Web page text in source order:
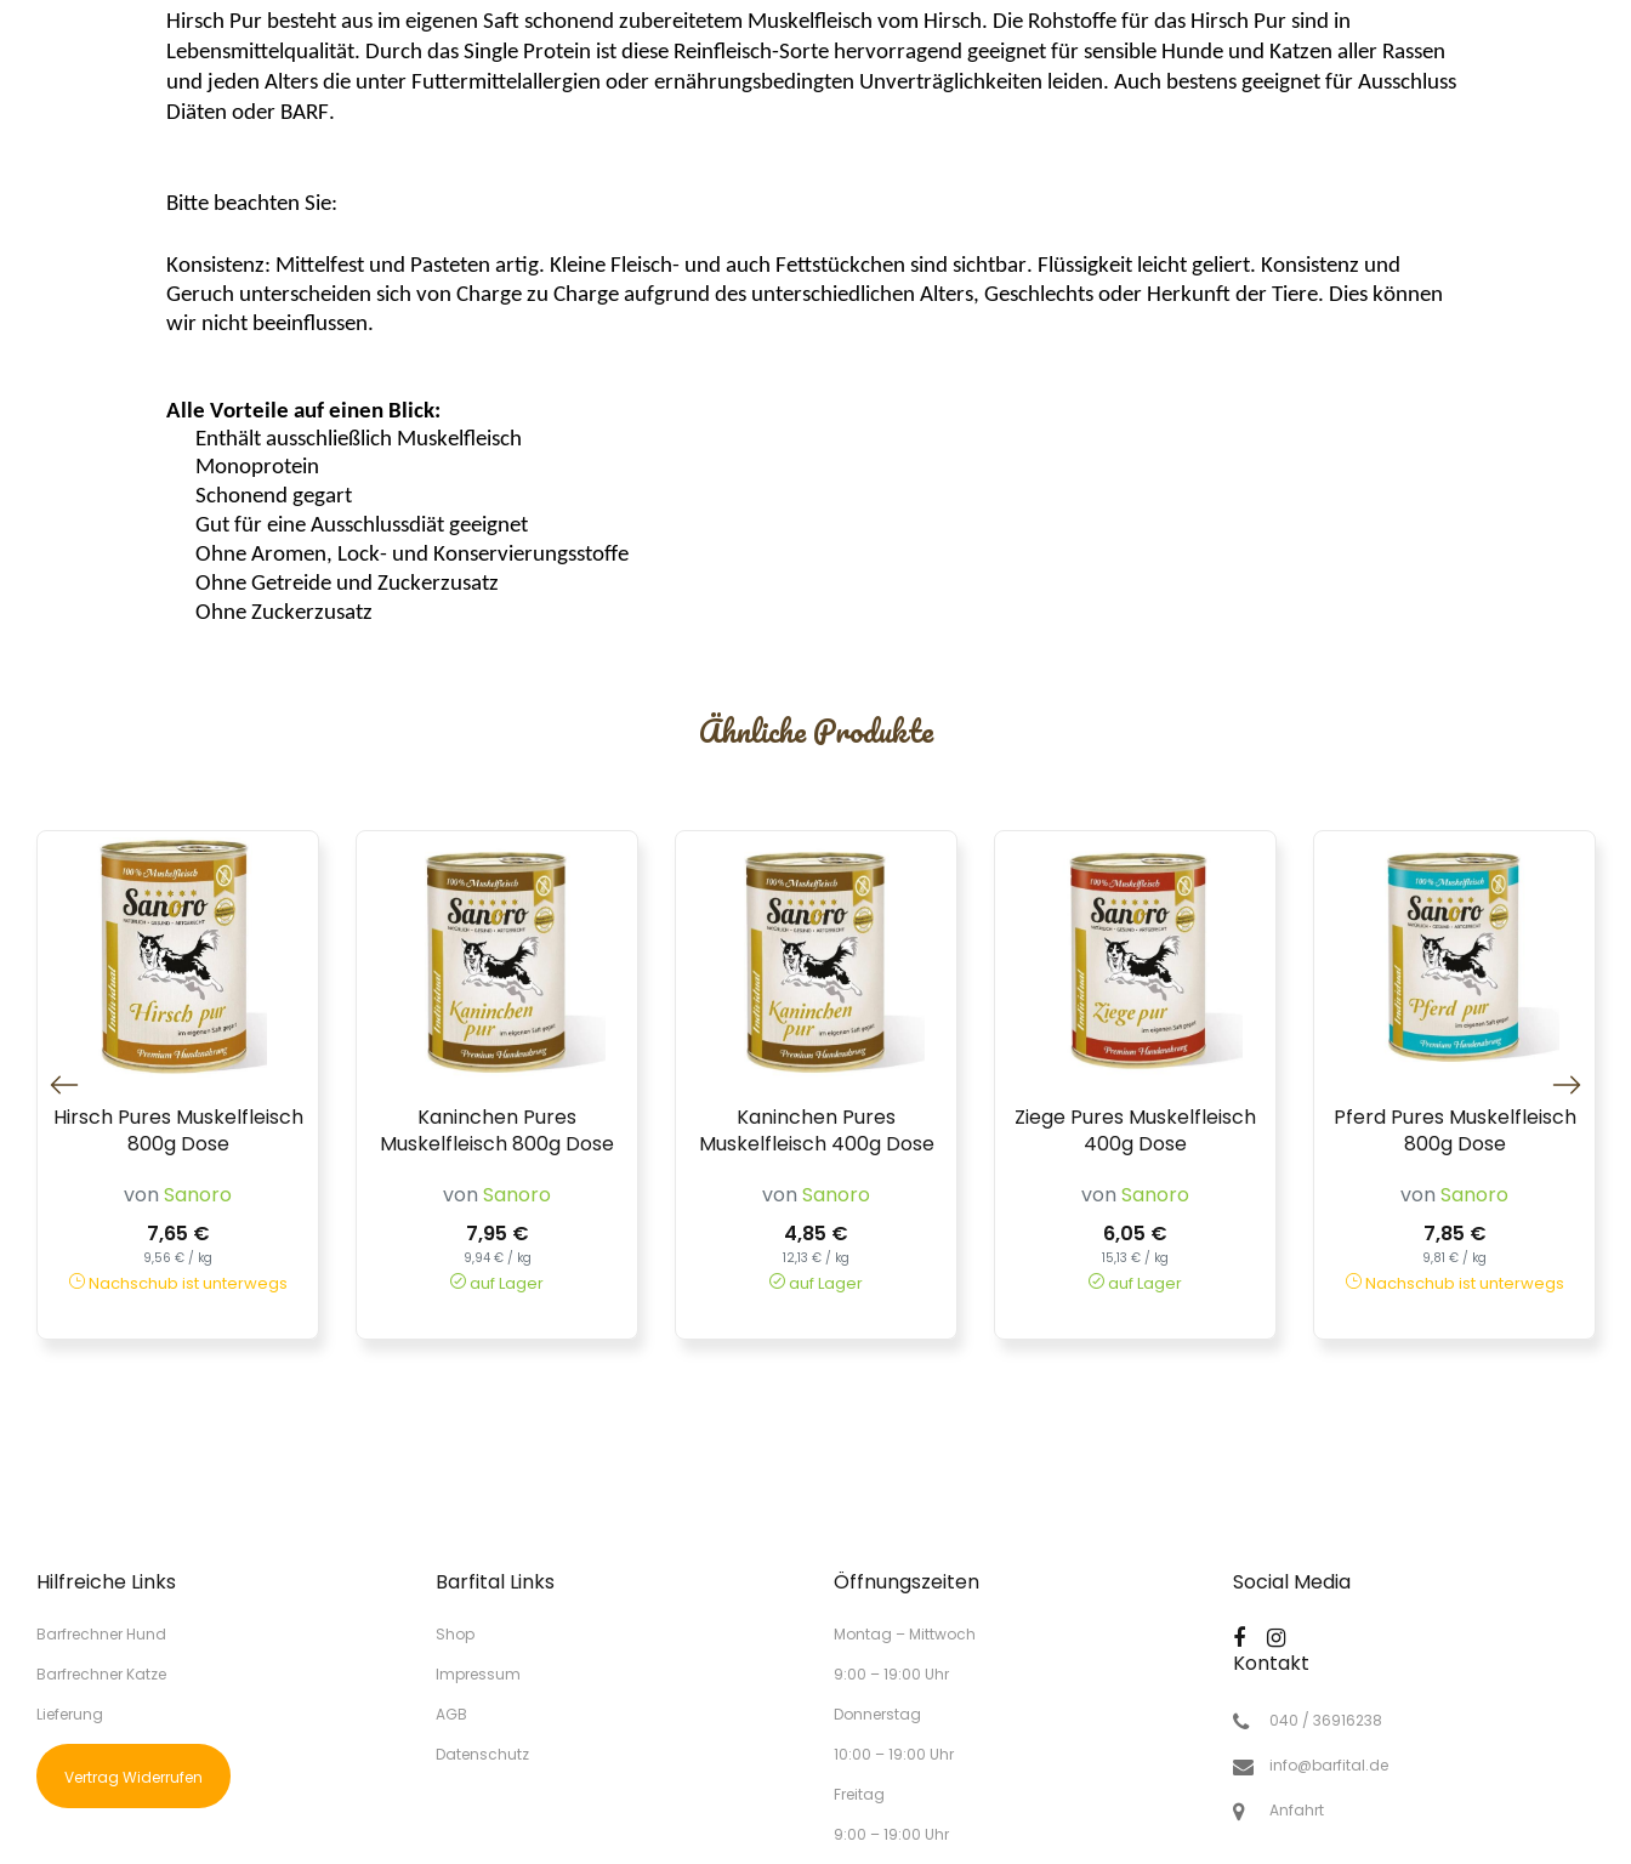
Hirsch Pur besteht aus im eigenen Saft schonend zubereitetem Muskelfleisch vom Hirsch. Die Rohstoffe für das Hirsch Pur sind in
Lebensmittelqualität. Durch das Single Protein ist diese Reinfleisch-Sorte hervorragend geeignet für sensible Hunde und Katzen aller Rassen
und jeden Alters die unter Futtermittelallergien oder ernährungsbedingten Unverträglichkeiten leiden. Auch bestens geeignet für Ausschluss
Diäten oder BARF.
Bitte beachten Sie:
Konsistenz: Mittelfest und Pasteten artig. Kleine Fleisch- und auch Fettstückchen sind sichtbar. Flüssigkeit leicht geliert. Konsistenz und
Geruch unterscheiden sich von Charge zu Charge aufgrund des unterschiedlichen Alters, Geschlechts oder Herkunft der Tiere. Dies können
wir nicht beeinflussen.
Alle Vorteile auf einen Blick:
Enthält ausschließlich Muskelfleisch
Monoprotein
Schonend gegart
Gut für eine Ausschlussdiät geeignet
Ohne Aromen, Lock- und Konservierungsstoffe
Ohne Getreide und Zuckerzusatz
Ohne Zuckerzusatz
Ähnliche Produkte
Hirsch Pures Muskelfleisch
800g Dose
von Sanoro
7,65 €
9,56 € / kg
Nachschub ist unterwegs
Kaninchen Pures
Muskelfleisch 800g Dose
von Sanoro
7,95 €
9,94 € / kg
auf Lager
Kaninchen Pures
Muskelfleisch 400g Dose
von Sanoro
4,85 €
12,13 € / kg
auf Lager
Ziege Pures Muskelfleisch
400g Dose
von Sanoro
6,05 €
15,13 € / kg
auf Lager
Pferd Pures Muskelfleisch
800g Dose
von Sanoro
7,85 €
9,81 € / kg
Nachschub ist unterwegs
Hilfreiche Links
Barfrechner Hund
Barfrechner Katze
Lieferung
Vertrag Widerrufen
Barfital Links
Shop
Impressum
AGB
Datenschutz
Öffnungszeiten
Montag – Mittwoch
9:00 – 19:00 Uhr
Donnerstag
10:00 – 19:00 Uhr
Freitag
9:00 – 19:00 Uhr
Social Media
Kontakt
040 / 36916238
info@barfital.de
Anfahrt